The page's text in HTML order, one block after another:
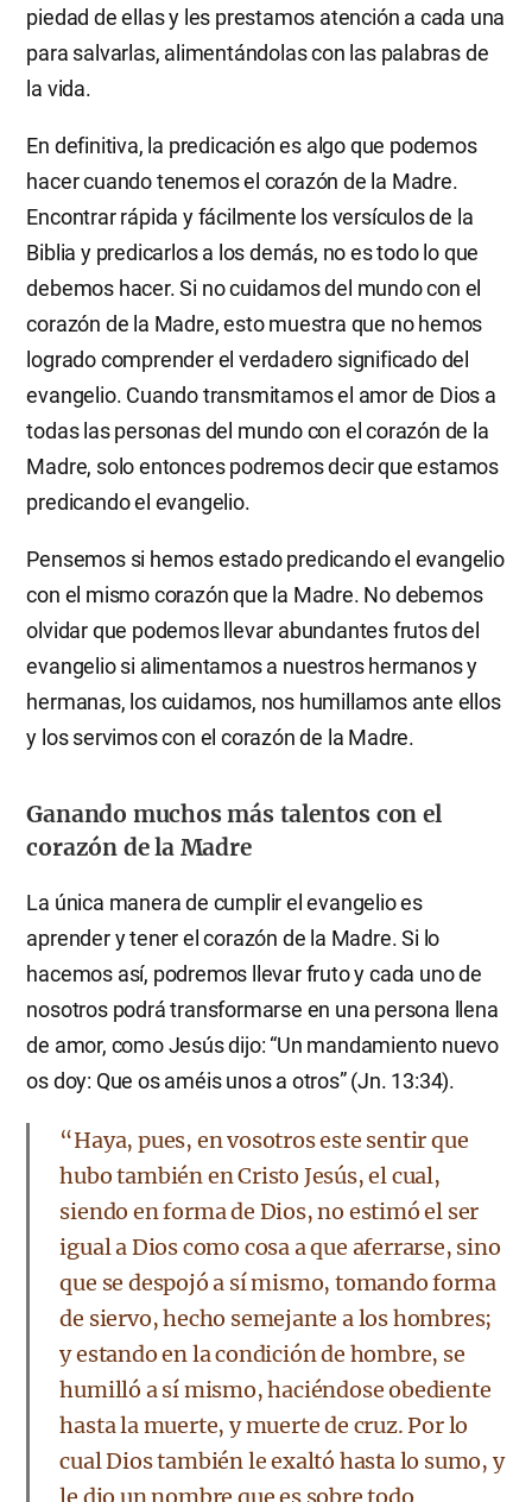
piedad de ellas y les prestamos atención a cada una
para salvarlas, alimentándolas con las palabras de
la vida.
En definitiva, la predicación es algo que podemos
hacer cuando tenemos el corazón de la Madre.
Encontrar rápida y fácilmente los versículos de la
Biblia y predicarlos a los demás, no es todo lo que
debemos hacer. Si no cuidamos del mundo con el
corazón de la Madre, esto muestra que no hemos
logrado comprender el verdadero significado del
evangelio. Cuando transmitamos el amor de Dios a
todas las personas del mundo con el corazón de la
Madre, solo entonces podremos decir que estamos
predicando el evangelio.
Pensemos si hemos estado predicando el evangelio
con el mismo corazón que la Madre. No debemos
olvidar que podemos llevar abundantes frutos del
evangelio si alimentamos a nuestros hermanos y
hermanas, los cuidamos, nos humillamos ante ellos
y los servimos con el corazón de la Madre.
Ganando muchos más talentos con el
corazón de la Madre
La única manera de cumplir el evangelio es
aprender y tener el corazón de la Madre. Si lo
hacemos así, podremos llevar fruto y cada uno de
nosotros podrá transformarse en una persona llena
de amor, como Jesús dijo: “Un mandamiento nuevo
os doy: Que os améis unos a otros” (Jn. 13:34).
“Haya, pues, en vosotros este sentir que
hubo también en Cristo Jesús, el cual,
siendo en forma de Dios, no estimó el ser
igual a Dios como cosa a que aferrarse, sino
que se despojó a sí mismo, tomando forma
de siervo, hecho semejante a los hombres;
y estando en la condición de hombre, se
humilló a sí mismo, haciéndose obediente
hasta la muerte, y muerte de cruz. Por lo
cual Dios también le exaltó hasta lo sumo, y